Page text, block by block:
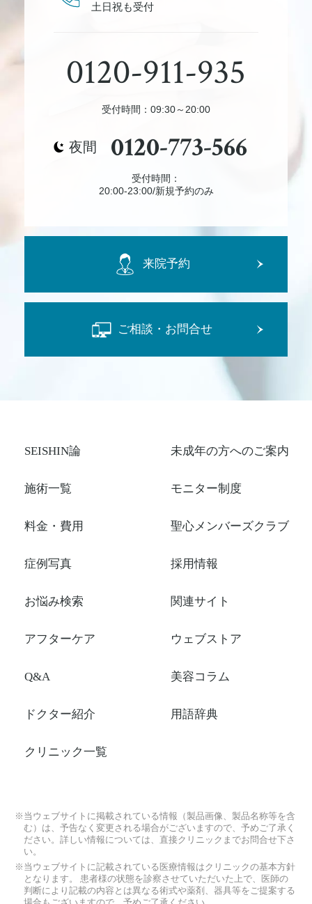
土日祝も受付
0120-911-935
受付時間：09:30～20:00
夜間 0120-773-566
受付時間：
20:00-23:00/新規予約のみ
来院予約
ご相談・お問合せ
SEISHIN論
施術一覧
料金・費用
症例写真
お悩み検索
アフターケア
Q&A
ドクター紹介
クリニック一覧
未成年の方へのご案内
モニター制度
聖心メンバーズクラブ
採用情報
関連サイト
ウェブストア
美容コラム
用語辞典
※当ウェブサイトに掲載されている情報（製品画像、製品名称等を含
む）は、予告なく変更される場合がございますので、予めご了承く
ださい。詳しい情報については、直接クリニックまでお問合せ下さ
い。
※当ウェブサイトに記載されている医療情報はクリニックの基本方針
となります。 患者様の状態を診察させていただいた上で、医師の
判断により記載の内容とは異なる術式や薬剤、器具等をご提案する